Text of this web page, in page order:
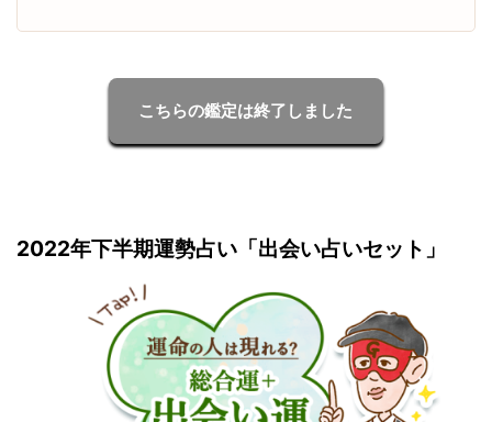
こちらの鑑定は終了しました
2022年下半期運勢占い「出会い占いセット」